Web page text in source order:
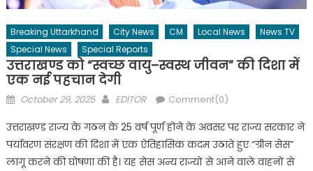
Breaking Uttarkhand City News CM Local News
News TV
Special News
Special Reports
उत्तराखण्ड को “स्वच्छ वायु–स्वस्थ जीवन” की दिशा में
एक नई पहचान देगी
Posted
October 29, 2025 Author
EDITOR Comment(0)
उत्तराखण्ड राज्य के गठन के 25 वर्ष पूर्ण होने के अवसर पर राज्य सरकार ने
पर्यावरण संरक्षण की दिशा में एक ऐतिहासिक कदम उठाते हुए “ग्रीन सेस”
लागू करने की घोषणा की है। यह सेस अन्य राज्यों से आने वाले वाहनों से